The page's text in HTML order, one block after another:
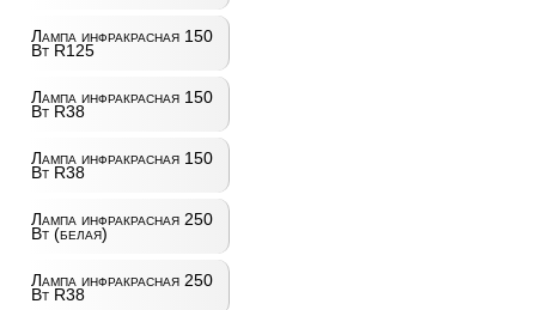
Лампа инфракрасная 150
Вт R125
Лампа инфракрасная 150
Вт R38
Лампа инфракрасная 150
Вт R38
Лампа инфракрасная 250
Вт (белая)
Лампа инфракрасная 250
Вт R38